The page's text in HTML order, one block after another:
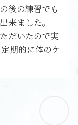
後の練習でも
来ました。
だいたので実
期的に体のケ